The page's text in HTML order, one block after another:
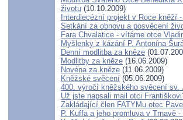
životu (10.10.2009)
Interdiecézní projekt v Roce kněží
Setkání za obnovu a posvěcení
Fara Chvalatice - vítáme otce
Myšlenky z kázání P. Antonína
Denní modlitba za kněze
Modlitby za kněze (16.06.2009)
Novéna za kněze (11.06.2009)
Kněžské svěcení (05.06.2009)
400. výročí kněžského svěcení sv.
Už jste napsali mail otci
Zakládající člen FATYMu otec
P. Kuffa a jeho promluva v Trnavě